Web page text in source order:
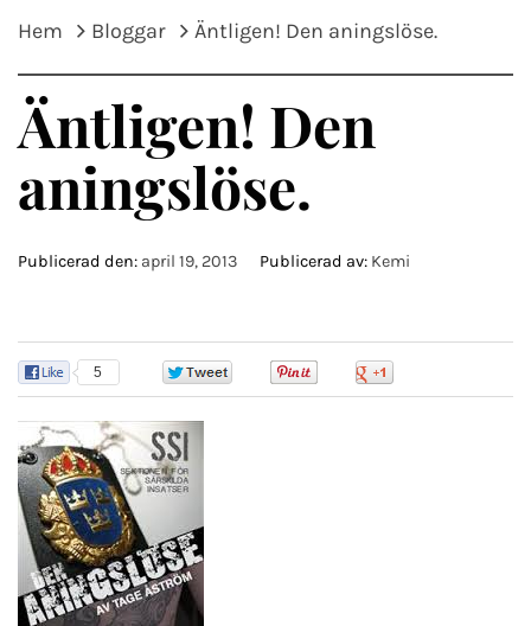
Hem Bloggar Äntligen! Den aningslöse.
Äntligen! Den
aningslöse.
Publicerad den: april 19, 2013 Publicerad av: Kemi
5